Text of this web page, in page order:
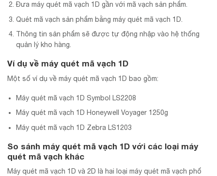
Đưa máy quét mã vạch 1D gần với mã vạch sản phẩm.
Quét mã vạch sản phẩm bằng máy quét mã vạch 1D.
Thông tin sản phẩm sẽ được tự động nhập vào hệ thống
quản lý kho hàng.
Ví dụ về máy quét mã vạch 1D
Một số ví dụ về máy quét mã vạch 1D bao gồm:
Máy quét mã vạch 1D Symbol LS2208
Máy quét mã vạch 1D Honeywell Voyager 1250g
Máy quét mã vạch 1D Zebra LS1203
So sánh máy quét mã vạch 1D với các loại máy
quét mã vạch khác
Máy quét mã vạch 1D và 2D là hai loại máy quét mã vạch phổ